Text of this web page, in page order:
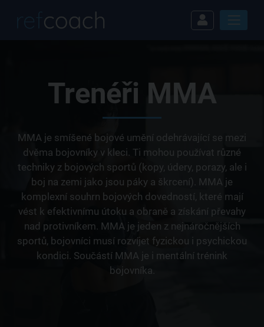
Trenéři MMA
MMA je smíšené bojové umění odehrávající se mezi
dvěma bojovníky v kleci. Ti mohou používat různé
techniky z bojových sportů (kopy, údery, porazy, ale i
boj na zemi jako jsou páky a škrcení). MMA je
komplexní souhrn bojových dovedností, které mají
vést k efektivnímu útoku a obraně a získání převahy
nad protivníkem. MMA je jeden z nejnáročnějších
sportů, bojovníci musí rozvíjet fyzickou i psychickou
kondici. Součástí MMA je i mentální trénink
bojovníka.